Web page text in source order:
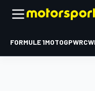
FORMULE 1MOTOGPWRC